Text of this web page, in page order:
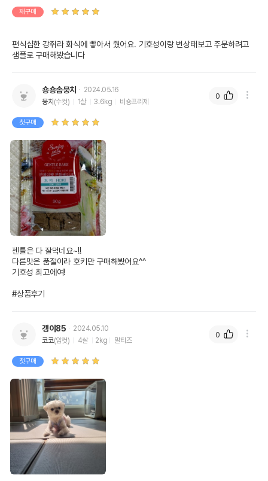
재구매
편식심한 강쥐라 화식에 빻아서 줬어요. 기호성이랑 변상태보고 주문하려고
샘플로 구매해봤습니다
숑숑솜뭉치
2024.05.16
뭉치 (수컷) 1살 3.6kg 비숑프리제
첫구매
젠틀은 다 잘먹네요~!!
다른맛은 품절이라 호키만 구매해봤어요^^
기호성 최고에여!
#상품후기
0
갱이85
2024.05.10
코코(암컷) 4살 2kg 말티즈
첫구매
0